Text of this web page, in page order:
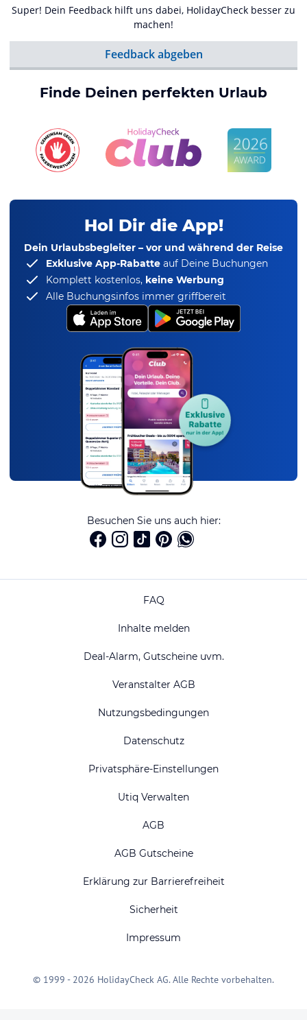
Super! Dein Feedback hilft uns dabei, HolidayCheck besser zu
machen!
Feedback abgeben
Finde Deinen perfekten Urlaub
Hol Dir die App!
Dein Urlaubsbegleiter – vor und während der Reise
Exklusive App-Rabatte auf Deine Buchungen
Komplett kostenlos, keine Werbung
Alle Buchungsinfos immer griffbereit
Besuchen Sie uns auch hier:
FAQ
Inhalte melden
Deal-Alarm, Gutscheine uvm.
Veranstalter AGB
Nutzungsbedingungen
Datenschutz
Privatsphäre-Einstellungen
Utiq Verwalten
AGB
AGB Gutscheine
Erklärung zur Barrierefreiheit
Sicherheit
Impressum
© 1999 - 2026 HolidayCheck AG. Alle Rechte vorbehalten.